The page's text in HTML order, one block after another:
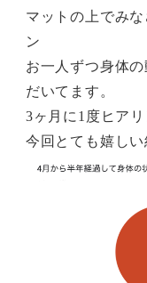
マットの上でみ
ン
お一人ずつ身体
だいてます。
3ヶ月に1度ヒア
今回とても嬉しい